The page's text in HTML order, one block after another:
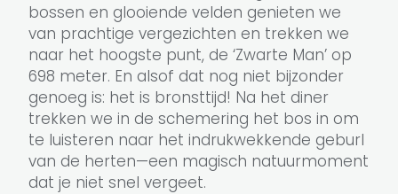
bossen en glooiende velden genieten we
van prachtige vergezichten en trekken we
naar het hoogste punt, de ‘Zwarte Man’ op
698 meter. En alsof dat nog niet bijzonder
genoeg is: het is bronsttijd! Na het diner
trekken we in de schemering het bos in om
te luisteren naar het indrukwekkende geburl
van de herten—een magisch natuurmoment
dat je niet snel vergeet.